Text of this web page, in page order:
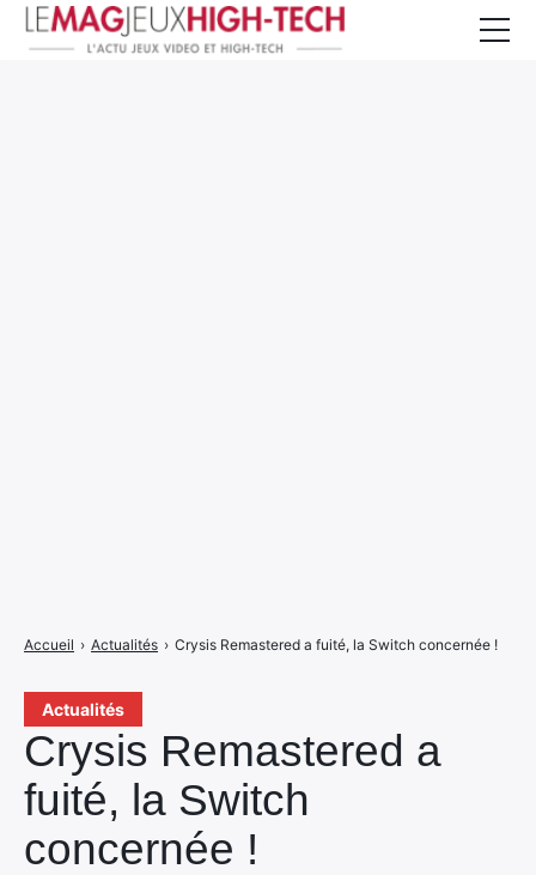
Actualités
Crysis Remastered a
fuité, la Switch
concernée !
Accueil › Actualités › Crysis Remastered a fuité, la Switch concernée !